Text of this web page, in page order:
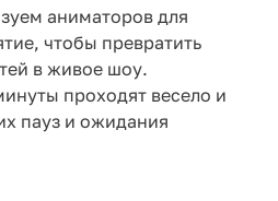
аниматоров для
чтобы превратить
в живое шоу.
проходят весело и
пауз и ожидания
Атмосфера сразу же